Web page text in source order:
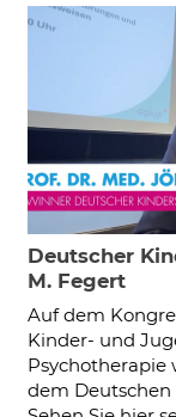
Deutscher
M. Fegert
Auf dem
Kinder- und
Psychotherapie
dem Deutschen
Cookie